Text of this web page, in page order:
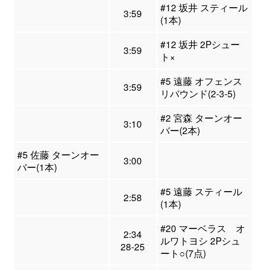
3:59
#12 坂井 スティール
(1本)
3:59
#12 坂井 2Pシュー
ト×
3:59
#5 遠藤 オフェンス
リバウンド(2-3-5)
3:10
#2 宮森 ターンオー
バー(2本)
#5 佐藤 ターンオー
バー(1本)
3:00
2:58
#5 遠藤 スティール
(1本)
2:34
28-25
#20 マーベラス オ
ルワトヨシ 2Pシュ
ート○(7点)